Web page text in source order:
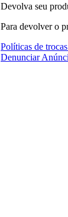
Devolva seu
Para devolver o
Políticas de
Denunciar